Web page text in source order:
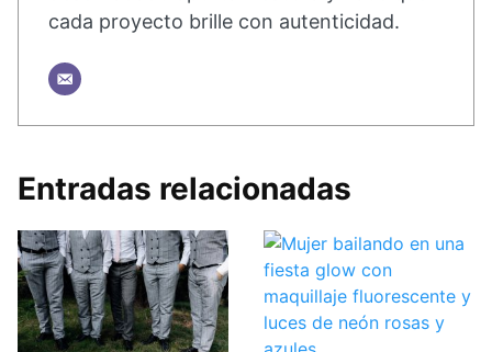
cada proyecto brille con autenticidad.
Entradas relacionadas